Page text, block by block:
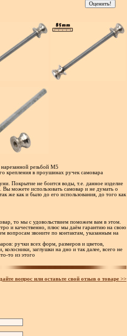
нарезанной резьбой М5
крепления в проушинах ручек самовара
Покрытие не боится воды, т.е. данное изделие
Вы можете использовать самовар и не думать о
же как и было до его использования, до того как
то мы с удовольствием поможем вам в этом.
и качественно, плюс мы даём гарантию на свою
вопросам звоните по контактам, указанным на
ручки всех форм, размеров и цветов,
колосники, заглушки на дно и так далее, всего не
то из этого
вопрос или оставьте свой отзыв о товаре >>